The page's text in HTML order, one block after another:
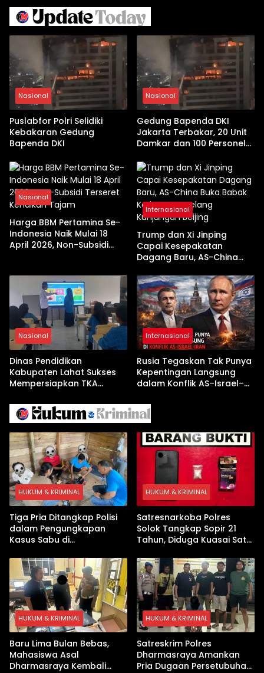
Nasional
Puslabfor Polri Selidiki
Kebakaran Gedung
Bapenda DKI
Nasional
Gedung Bapenda DKI
Jakarta Terbakar, 20 Unit
Damkar dan 100 Personel
Nasional
Harga BBM Pertamina Se-
Indonesia Naik Mulai 18
April 2026, Non-Subsidi
Internasional
Trump dan Xi Jinping
Capai Kesepakatan
Dagang Baru, AS-China
Jelang Kunjungan Beijing
Nasional
Dinas Pendidikan
Kabupaten Lahat Sukses
Mempersiapkan TKA
Pembekalan Latihan Soal
Tanpa Internet
Internasional
Rusia Tegaskan Tak Punya
Kepentingan Langsung
dalam Konflik AS–Israel–
HUKUM & KRIMINAL
Tiga Pria Ditangkap Polisi
dalam Pengungkapan
Kasus Sabu di
Digital hingga Bong Disita
HUKUM & KRIMINAL
Satresnarkoba Polres
Solok Tangkap Sopir 21
Tahun, Diduga Kuasai Satu
HUKUM & KRIMINAL
Baru Lima Bulan Bebas,
Mahasiswa Asal
Dharmasraya Kembali
HUKUM & KRIMINAL
Satreskrim Polres
Dharmasraya Amankan
Pria Dugaan Persetubuhan